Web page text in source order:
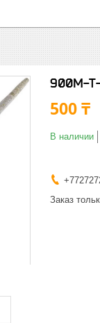
900M-
500 ₸
В наличии
Заказ